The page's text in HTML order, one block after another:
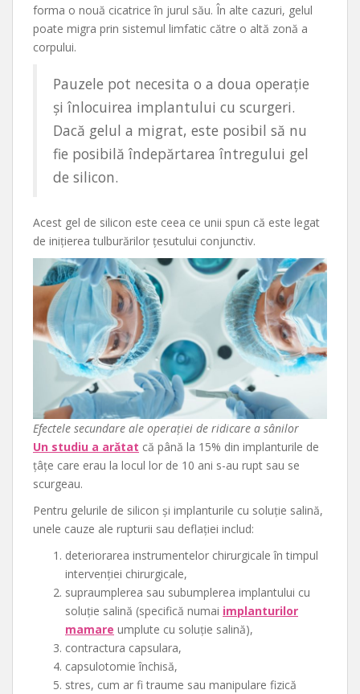
forma o nouă cicatrice în jurul său. În alte cazuri, gelul
poate migra prin sistemul limfatic către o altă zonă a
corpului.
Pauzele pot necesita o a doua operație
și înlocuirea implantului cu scurgeri.
Dacă gelul a migrat, este posibil să nu
fie posibilă îndepărtarea întregului gel
de silicon.
Acest gel de silicon este ceea ce unii spun că este legat
de inițierea tulburărilor țesutului conjunctiv.
Efectele secundare ale operației de ridicare a sânilor
Un studiu a arătat că până la 15% din implanturile de
țâțe care erau la locul lor de 10 ani s-au rupt sau se
scurgeau.
Pentru gelurile de silicon și implanturile cu soluție salină,
unele cauze ale rupturii sau deflației includ:
deteriorarea instrumentelor chirurgicale în timpul
intervenției chirurgicale,
supraumplerea sau subumplerea implantului cu
soluție salină (specifică numai implanturilor
mamare umplute cu soluție salină),
contractura capsulara,
capsulotomie închisă,
stres, cum ar fi traume sau manipulare fizică